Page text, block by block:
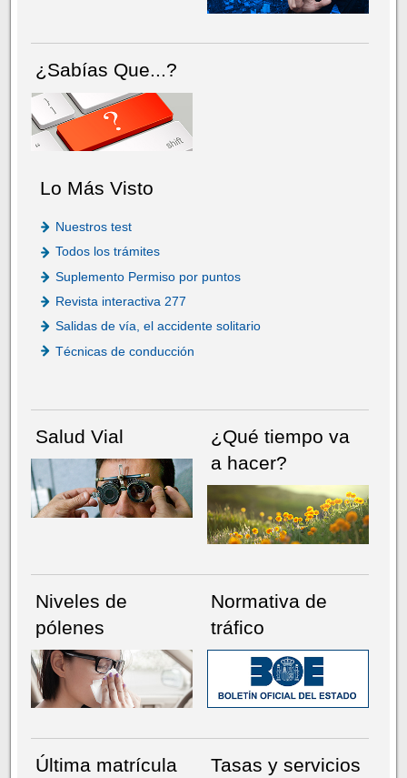
¿Sabías Que...?
Lo Más Visto
Nuestros test
Todos los trámites
Suplemento Permiso por puntos
Revista interactiva 277
Salidas de vía, el accidente solitario
Técnicas de conducción
Salud Vial
¿Qué tiempo va
a hacer?
Niveles de
pólenes
Normativa de
tráfico
Última matrícula
Tasas y servicios